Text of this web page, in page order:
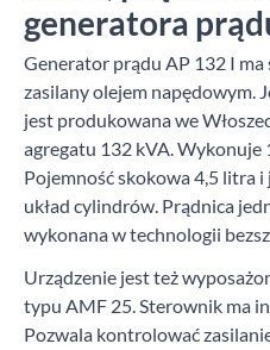
generatora
Generator prądu AP 132 I ma
zasilany olejem napędowym.
jest produkowana we
agregatu 132 kVA.
Pojemność skokowa 4,5 litra
układ cylindrów. Prądnica
wykonana w technologii
Urządzenie jest też
typu AMF 25. Sterownik ma
Pozwala kontrolować